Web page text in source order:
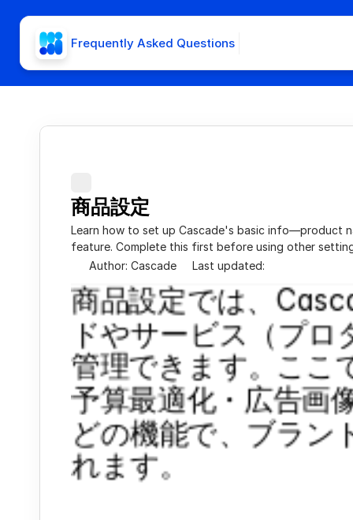
Frequently Asked Questions
商品設定
Learn how to set up Cascade's basic info—product
feature. Complete this first before using other
Author: Cascade
Last updated:
商品設定では、
ドやサービス（プ
管理できます。ここ
予算最適化・広告画
どの機能で、ブラン
れます。